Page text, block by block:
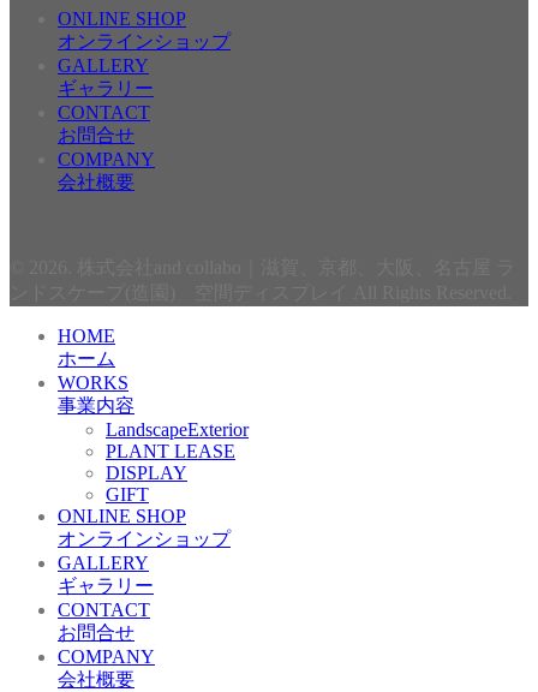
ONLINE SHOP
オンラインショップ
GALLERY
ギャラリー
CONTACT
お問合せ
COMPANY
会社概要
HOME
ホーム
WORKS
事業内容
LandscapeExterior
PLANT LEASE
DISPLAY
GIFT
ONLINE SHOP
オンラインショップ
GALLERY
ギャラリー
CONTACT
お問合せ
COMPANY
会社概要